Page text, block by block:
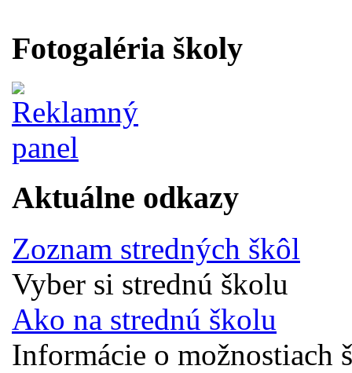
Fotogaléria školy
Aktuálne odkazy
Zoznam stredných škôl
Vyber si strednú školu
Ako na strednú školu
Informácie o možnostiach